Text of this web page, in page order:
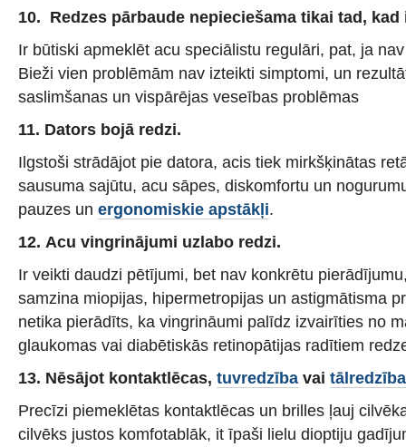
10. Redzes pārbaude nepieciešama tikai tad,
Ir būtiski apmeklēt acu speciālistu regulāri, pat, ja
Bieži vien problēmām nav izteikti simptomi, un
saslimšanas un vispārējas veseības problēmas
11. Dators bojā redzi.
Ilgstoši strādājot pie datora, acis tiek mirkšķinātas
sausuma sajūtu, acu sāpes, diskomfortu un
pauzes un ergonomiskie apstākļi.
12. Acu vingrinājumi uzlabo redzi.
Ir veikti daudzi pētījumi, bet nav konkrētu
samzina miopijas, hipermetropijas un astigmātisma
netika pierādīts, ka vingrināumi palīdz izvairīties no
glaukomas vai diabētiskās retinopātijas radītiem
13. Nēsājot kontaktlēcas, tuvredzība vai tālredzība
Precīzi piemeklētas kontaktlēcas un brilles ļauj
cilvēks justos komfotablāk, it īpaši lielu dioptiju